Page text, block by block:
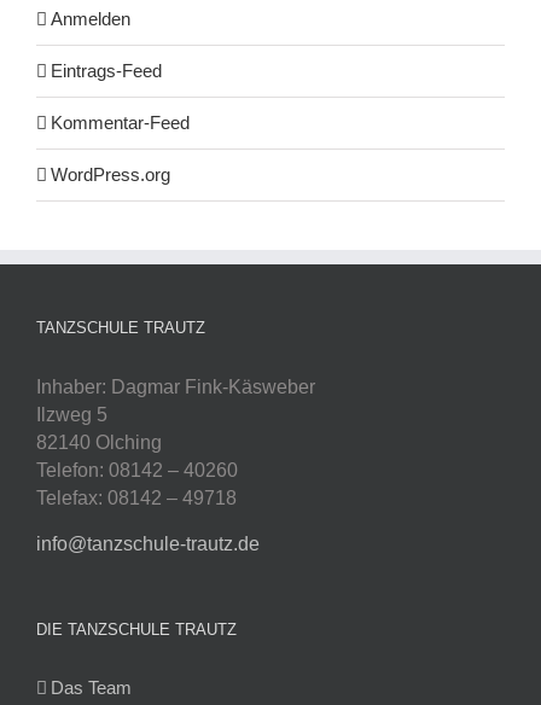
Anmelden
Eintrags-Feed
Kommentar-Feed
WordPress.org
TANZSCHULE TRAUTZ
Inhaber: Dagmar Fink-Käsweber
Ilzweg 5
82140 Olching
Telefon: 08142 – 40260
Telefax: 08142 – 49718
info@tanzschule-trautz.de
DIE TANZSCHULE TRAUTZ
Das Team